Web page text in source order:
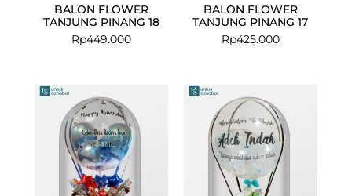
BALON FLOWER
TANJUNG PINANG 18
Rp449.000
BALON FLOWER
TANJUNG PINANG 17
Rp425.000